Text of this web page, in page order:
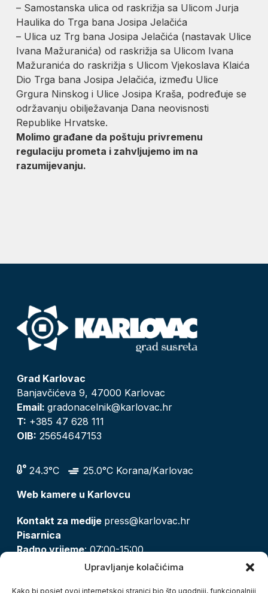
Upravljanje kolačićima
Kako bi posjet ovoj internetskoj stranici bio što ugodniji, funkcionalniji
– Samostanska ulica od raskrižja sa Ulicom Jurja
Haulika do Trga bana Josipa Jelačića
– Ulica uz Trg bana Josipa Jelačića (nastavak Ulice
Ivana Mažuranića) od raskrižja sa Ulicom Ivana
Mažuranića do raskrižja s Ulicom Vjekoslava Klaića
Dio Trga bana Josipa Jelačića, između Ulice
Grgura Ninskog i Ulice Josipa Kraša, podređuje se
održavanju obilježavanja Dana neovisnosti
Republike Hrvatske.
Molimo građane da poštuju privremenu
regulaciju prometa i zahvljujemo im na
razumijevanju.
Grad Karlovac
Banjavčićeva 9, 47000 Karlovac
Email: gradonacelnik@karlovac.hr
T: +385 47 628 111
OIB: 25654647153
24.3°C
25.0°C Korana/Karlovac
Web kamere u Karlovcu
Kontakt za medije press@karlovac.hr
Pisarnica
Radno vrijeme: 07:00-15:00
pisarnica@karlovac.hr